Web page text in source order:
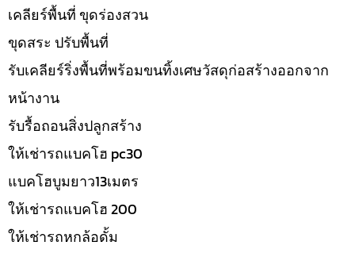
เคลียร์พื้นที่ ขุดร่องสวน
ขุดสระ ปรับพื้นที่
รับเคลียร์ริ่งพื้นที่พร้อมขนทิ้งเศษวัสดุก่อสร้างออกจาก
หน้างาน
รับรื้อถอนสิ่งปลูกสร้าง
ให้เช่ารถแบคโฮ pc30
แบคโฮบูมยาว13เมตร
ให้เช่ารถแบคโฮ 200
ให้เช่ารถหกล้อดั้ม